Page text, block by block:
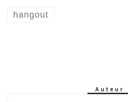
hangout
Auteur